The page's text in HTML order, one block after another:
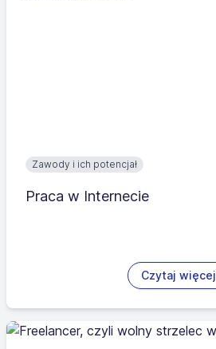
Zawody i ich potencjał
Praca w Internecie
Czytaj więcej